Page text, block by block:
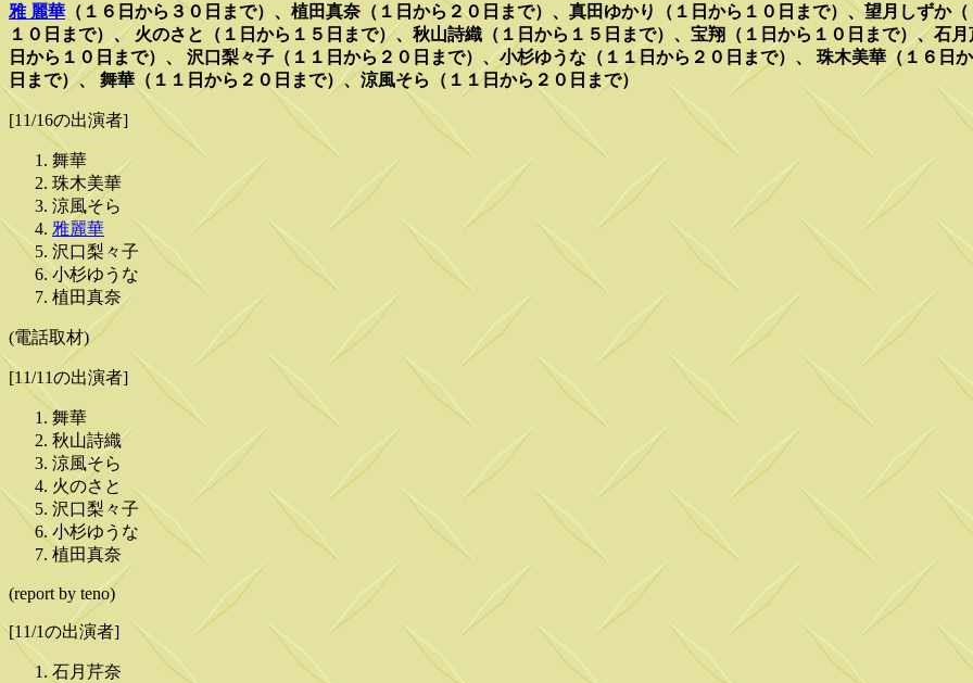
雅 麗華（１６日から３０日まで）、植田真奈（１日から２０日まで）、真田ゆかり（１日から１０日まで）、望月しずか（
１０日まで）、 火のさと（１日から１５日まで）、秋山詩織（１日から１５日まで）、宝翔（１日から１０日まで）、石
日から１０日まで）、 沢口梨々子（１１日から２０日まで）、小杉ゆうな（１１日から２０日まで）、 珠木美華（１６日
日まで）、 舞華（１１日から２０日まで）、涼風そら（１１日から２０日まで）
[11/16の出演者]
舞華
珠木美華
涼風そら
雅麗華
沢口梨々子
小杉ゆうな
植田真奈
(電話取材)
[11/11の出演者]
舞華
秋山詩織
涼風そら
火のさと
沢口梨々子
小杉ゆうな
植田真奈
(report by teno)
[11/1の出演者]
石月芹奈